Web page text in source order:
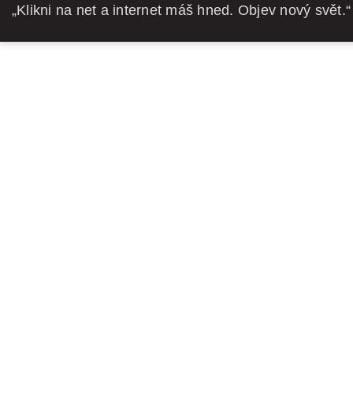
„Klikni na net a internet máš hned. Objev nový svět.“